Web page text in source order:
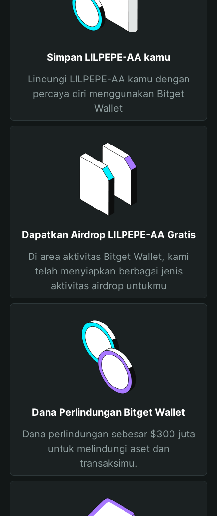
Simpan LILPEPE-AA kamu
Lindungi LILPEPE-AA kamu dengan
percaya diri menggunakan Bitget
Wallet
Dapatkan Airdrop LILPEPE-AA Gratis
Di area aktivitas Bitget Wallet, kami
telah menyiapkan berbagai jenis
aktivitas airdrop untukmu
Dana Perlindungan Bitget Wallet
Dana perlindungan sebesar $300 juta
untuk melindungi aset dan
transaksimu.